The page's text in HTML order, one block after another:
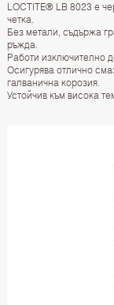
LOCTITE® LB 8023 е
четка.
Без метали, съдържа
ръжда.
Работи изключително
Осигурява отлично
галванична корозия.
Устойчив към висока